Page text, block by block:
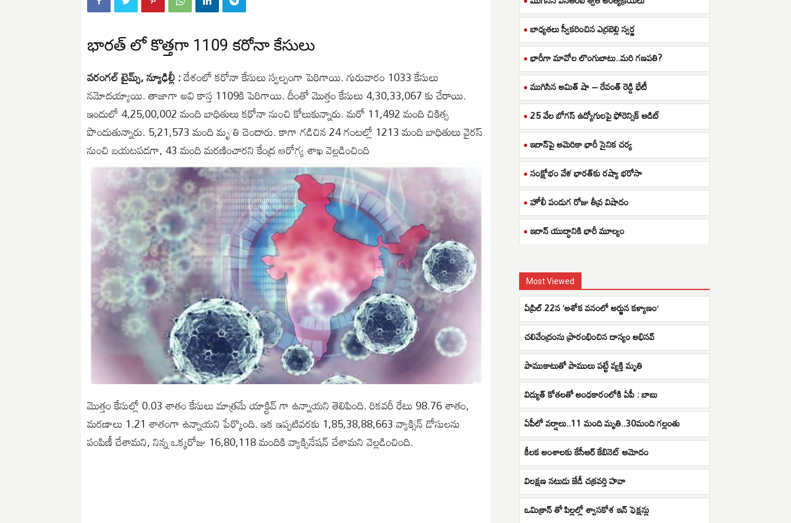
భారత్ లో కొత్తగా 1109 కరోనా కేసులు
వరంగల్ టైమ్స్, న్యూఢిల్లీ :దేశంలో కరోనా కేసులు స్వల్పంగా పెరిగాయి. గురువారం 1033 కేసులు
నమోదయ్యాయి. తాజాగా అవి కాస్త 1109కి పెరిగాయి. దీంతో మొత్తం కేసులు 4,30,33,067 కు చేరాయి.
ఇందులో 4,25,00,002 మంది బాధితులు కరోనా నుంచి కోలుకున్నారు. మరో 11,492 మంది చికిత్స
పొందుతున్నారు. 5,21,573 మంది మృ తి చెందారు. కాగా గడిచిన 24 గంటల్లో 1213 మంది బాధితులు వైరస్
నుంచి బయటపడగా, 43 మంది మరణించారని కేంద్ర ఆరోగ్య శాఖ వెల్లడించింది
మొత్తం కేసుల్లో 0.03 శాతం కేసులు మాత్రమే యాక్టివ్ గా ఉన్నాయని తెలిపింది. రికవరీ రేటు 98.76 శాతం,
మరణాలు 1.21 శాతంగా ఉన్నాయని పేర్కొంది. ఇక ఇప్పటివరకు 1,85,38,88,663 వ్యాక్సిన్ డోసులను
పంపిణీ చేశామని, నిన్న ఒక్కరోజు 16,80,118 మందికి వ్యాక్సినేషన్ చేశామని వెల్లడించింది.
బాధ్యతలు స్వీకరించిన ఎర్రబెల్లి స్వర్ణ
భారీగా మావోల లొంగుబాటు..మరి గణపతి?
ముగిసిన అమిత్ షా – రేవంత్ రెడ్డి భేటీ
25 వేల బోగస్ ఉద్యోగులపై ఫోరెన్సిక్ ఆడిట్
ఇరాన్‌పై అమెరికా భారీ సైనిక చర్య
సంక్షోభం వేళ భారత్‌కు రష్యా భరోసా
హోలీ పండుగ రోజు తీవ్ర విషాదం
ఇరాన్ యుద్ధానికి భారీ మూల్యం
Most Viewed
ఏప్రిల్ 22న ‘అశోక వనంలో అర్జున కళ్యాణం’
చలివేంద్రంను ప్రారంభించిన దాస్యం అభినవ్
పాముకాటుతో పాములు పట్టే వ్యక్తి మృతి
విద్యుత్ కోతలతో అంధకారంలోకి ఏపీ : బాబు
ఏపీలో వర్షాలు..11 మంది మృతి..30మంది గల్లంతు
కీలక అంశాలకు కేసీఆర్ కేబినెట్ ఆమోదం
విలక్షణ నటుడు జేడీ చక్రవర్తి హవా
ఒమిక్రాన్ తో పిల్లల్లో శ్వాసకోశ ఇన్ ఫెక్షన్లు